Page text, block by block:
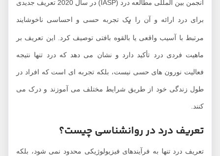
انجمن بین ‌المللی مطالعه درد (IASP) در سال 2020 تعریف جدیدی
برای درد ارائه و آن رای ک تجربه حسی و احساسی ناخوشایند
مرتبط با آسیب واقعی یا بالقوه بافتی توصیف کرد. این تعریف بر
ماهیت فردی درد تأکید دارد و نشان می‌ دهد که درد تنها نتیجه
فعالیت نورون ‌های حسی نیست، بلکه تجربه ‌ای است که افراد در
طول زندگی خود از طریق شرایط مختلف می ‌آموزند و درک می
تعریف درد در روانشناسی چیست؟
تعریف درد تنها به فرآیندهای فیزیولوژیکی محدود نمی ‌شود، بلکه